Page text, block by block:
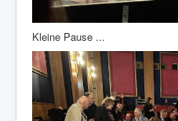
Kleine Pause ...